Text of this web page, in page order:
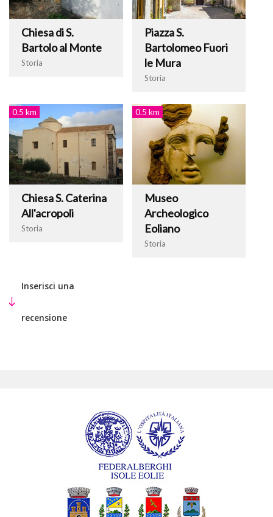
Chiesa di S.
Bartolo al Monte
Storia
Piazza S.
Bartolomeo Fuori
le Mura
Storia
0.5 km
Chiesa S. Caterina
All'acropoli
Storia
0.5 km
Museo
Archeologico
Eoliano
Storia
Inserisci una
recensione